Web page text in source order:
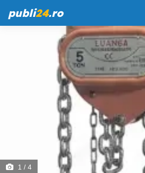
publi24.ro
1 / 4